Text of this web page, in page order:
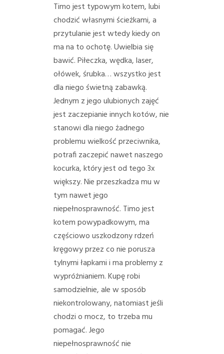
PRZYJACIELE
PORADY/PRAWO
Timo jest typowym kotem, lubi
chodzić własnymi ścieżkami, a
przytulanie jest wtedy kiedy on
ma na to ochotę. Uwielbia się
bawić. Piłeczka, wędka, laser,
ołówek, śrubka… wszystko jest
dla niego świetną zabawką.
Jednym z jego ulubionych zajęć
jest zaczepianie innych kotów, nie
stanowi dla niego żadnego
problemu wielkość przeciwnika,
potrafi zaczepić nawet naszego
kocurka, który jest od tego 3x
większy. Nie przeszkadza mu w
tym nawet jego
niepełnosprawność. Timo jest
kotem powypadkowym, ma
częściowo uszkodzony rdzeń
kręgowy przez co nie porusza
tylnymi łapkami i ma problemy z
wypróżnianiem. Kupę robi
samodzielnie, ale w sposób
niekontrolowany, natomiast jeśli
chodzi o mocz, to trzeba mu
pomagać. Jego
niepełnosprawność nie